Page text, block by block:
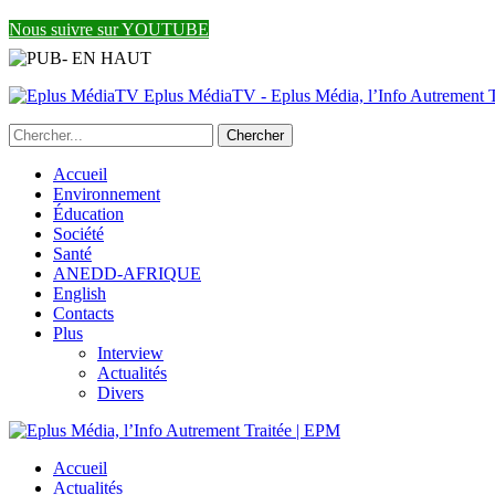
Nous suivre sur YOUTUBE
Eplus MédiaTV - Eplus Média, l’Info Autrement
Accueil
Environnement
Éducation
Société
Santé
ANEDD-AFRIQUE
English
Contacts
Plus
Interview
Actualités
Divers
Accueil
Actualités